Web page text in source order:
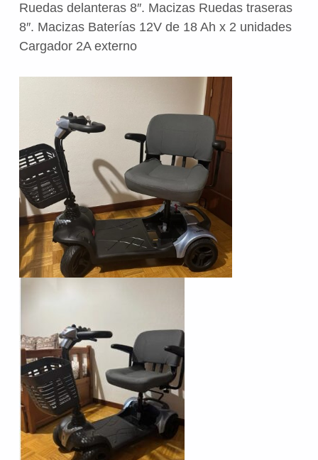
Ruedas delanteras 8″. Macizas Ruedas traseras
8″. Macizas Baterías 12V de 18 Ah x 2 unidades
Cargador 2A externo